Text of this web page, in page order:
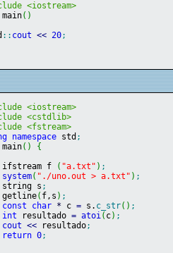
<iostream>
main( )
:: cout << 20;
<iostream>
<cstdlib>
<fstream>
namespace std ;
main( )
{
f
( "a.txt" ) ;
system( "./uno.out > a.txt" ) ;
s ;
( f,s ) ;
const
char * c = s. c_str( ) ;
int resultado = atoi( c) ;
cout << resultado;
return 0;